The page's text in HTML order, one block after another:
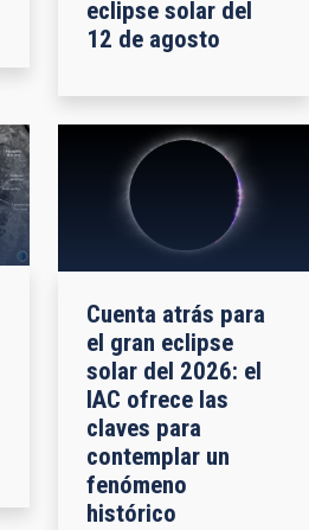
eclipse solar del
12 de agosto
Cuenta atrás para
el gran eclipse
solar del 2026: el
IAC ofrece las
claves para
contemplar un
fenómeno
histórico